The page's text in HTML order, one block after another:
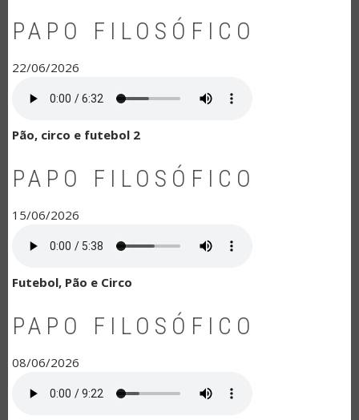
PAPO FILOSÓFICO
22/06/2026
Pão, circo e futebol 2
PAPO FILOSÓFICO
15/06/2026
Futebol, Pão e Circo
PAPO FILOSÓFICO
08/06/2026